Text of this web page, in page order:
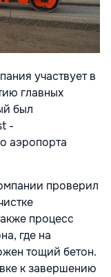
участвует в
главных
был
-
аэропорта
проверил
процесс
где на
тощий бетон.
к завершению